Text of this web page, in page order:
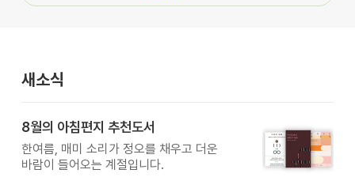
새소식
8월의 아침편지 추천도서
한여름, 매미 소리가 정오를 채우고 더운
바람이 들어오는 계절입니다.